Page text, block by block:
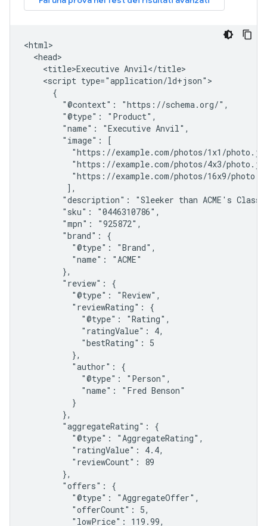
<html>
  <head>
    <title>Executive Anvil</title>
    <script type="application/ld+json">
      {
        "@context": "https://schema.org/",
        "@type": "Product",
        "name": "Executive Anvil",
        "image": [
"https://example.com/photos/1x1/
"https://example.com/photos/4x3/
"https://example.com/photos/16x9/
         ],
"description": "Sleeker than ACME's
        "sku": "0446310786",
        "mpn": "925872",
        "brand": {
          "@type": "Brand",
          "name": "ACME"
        },
        "review": {
          "@type": "Review",
          "reviewRating": {
            "@type": "Rating",
            "ratingValue": 4,
            "bestRating": 5
          },
          "author": {
            "@type": "Person",
            "name": "Fred Benson"
          }
        },
        "aggregateRating": {
          "@type": "AggregateRating",
          "ratingValue": 4.4,
          "reviewCount": 89
        },
        "offers": {
          "@type": "AggregateOffer",
          "offerCount": 5,
          "lowPrice": 119.99,